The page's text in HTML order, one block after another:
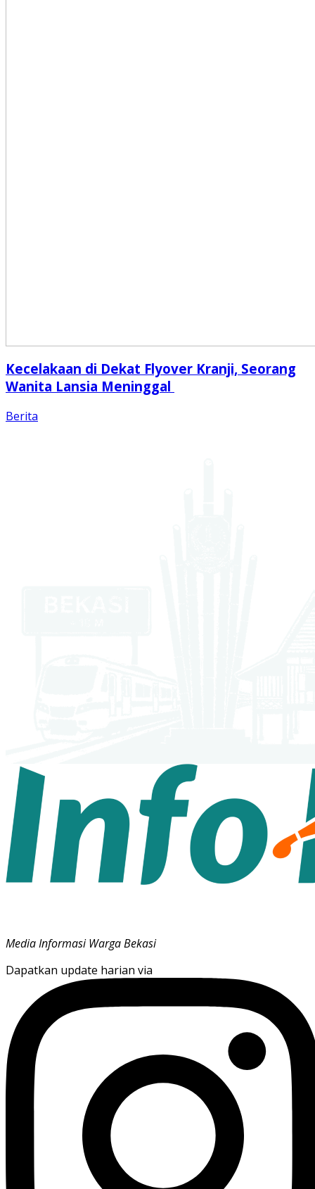
Kecelakaan di Dekat Flyover Kranji, Seorang
Wanita Lansia Meninggal
Berita
Media Informasi Warga Bekasi
Dapatkan update harian via